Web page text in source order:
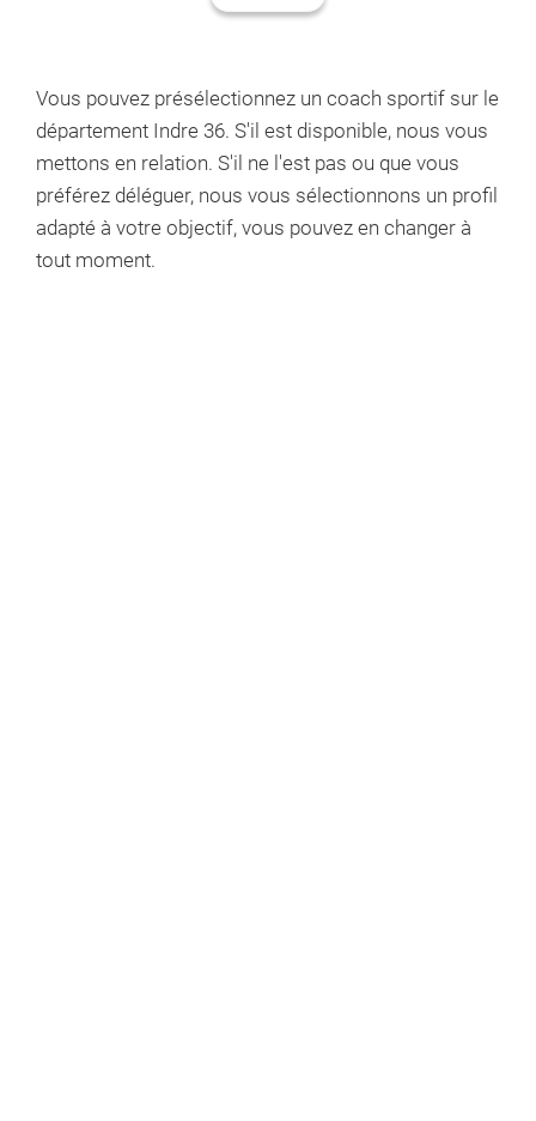
Vous pouvez présélectionnez un coach sportif sur le
département Indre 36. S'il est disponible, nous vous
mettons en relation. S'il ne l'est pas ou que vous
préférez déléguer, nous vous sélectionnons un profil
adapté à votre objectif, vous pouvez en changer à
tout moment.